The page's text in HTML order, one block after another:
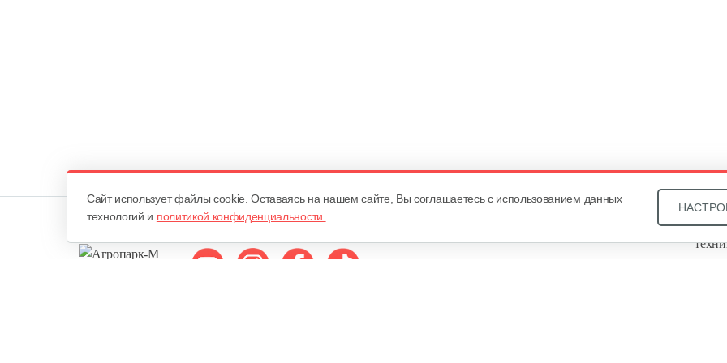
Cайт использует файлы cookie. Оставаясь на нашем сайте, Вы соглашаетесь с использованием данных
технологий и политикой конфиденциальности.